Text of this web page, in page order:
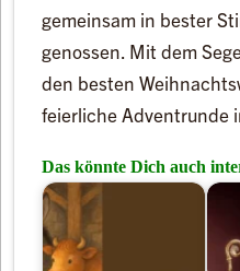
gemeinsam in bester
genossen. Mit dem
den besten
feierliche Adventrunde
Das könnte Dich auch